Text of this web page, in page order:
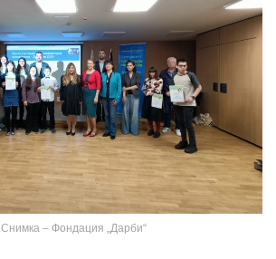
Снимка – Фондация „Дарби“